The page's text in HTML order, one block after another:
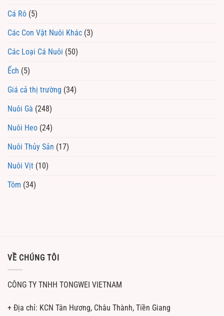
Cá Rô (5)
Các Con Vật Nuôi Khác (3)
Các Loại Cá Nuôi (50)
Ếch (5)
Giá cả thị trường (34)
Nuôi Gà (248)
Nuôi Heo (24)
Nuôi Thủy Sản (17)
Nuôi Vịt (10)
Tôm (34)
VỀ CHÚNG TÔI
CÔNG TY TNHH TONGWEI VIETNAM
+ Địa chỉ: KCN Tân Hương, Châu Thành, Tiền Giang